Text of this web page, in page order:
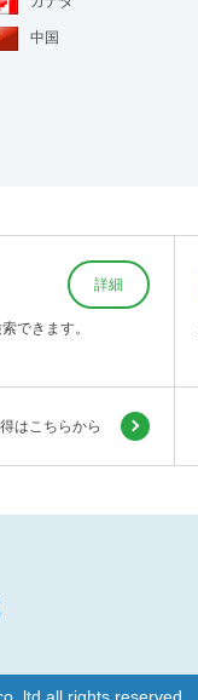
中国
詳細
できます。
はこちらから